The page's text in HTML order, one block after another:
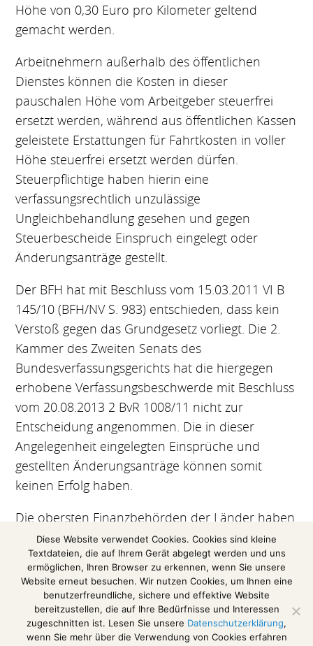
Höhe von 0,30 Euro pro Kilometer geltend
gemacht werden.
Arbeitnehmern außerhalb des öffentlichen
Dienstes können die Kosten in dieser
pauschalen Höhe vom Arbeitgeber steuerfrei
ersetzt werden, während aus öffentlichen Kassen
geleistete Erstattungen für Fahrtkosten in voller
Höhe steuerfrei ersetzt werden dürfen.
Steuerpflichtige haben hierin eine
verfassungsrechtlich unzulässige
Ungleichbehandlung gesehen und gegen
Steuerbescheide Einspruch eingelegt oder
Änderungsanträge gestellt.
Der BFH hat mit Beschluss vom 15.03.2011 VI B
145/10 (BFH/NV S. 983) entschieden, dass kein
Verstoß gegen das Grundgesetz vorliegt. Die 2.
Kammer des Zweiten Senats des
Bundesverfassungsgerichts hat die hiergegen
erhobene Verfassungsbeschwerde mit Beschluss
vom 20.08.2013 2 BvR 1008/11 nicht zur
Entscheidung angenommen. Die in dieser
Angelegenheit eingelegten Einsprüche und
gestellten Änderungsanträge können somit
keinen Erfolg haben.
Die obersten Finanzbehörden der Länder haben
deshalb durch Allgemeinverfügung vom
27.02.2014 diese Einsprüche und
Änderungsanträge zurückgewiesen.
Den kompletten Erlass finden Sie hier
Diese Website verwendet Cookies. Cookies sind kleine
Textdateien, die auf Ihrem Gerät abgelegt werden und uns
ermöglichen, Ihren Browser zu erkennen, wenn Sie unsere
Website erneut besuchen. Wir nutzen Cookies, um Ihnen eine
benutzerfreundliche, sichere und effektive Website
bereitzustellen, die auf Ihre Bedürfnisse und Interessen
zugeschnitten ist. Lesen Sie unsere Datenschutzerklärung,
wenn Sie mehr über die Verwendung von Cookies erfahren